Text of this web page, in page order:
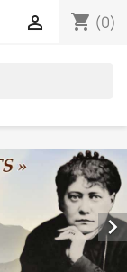
shopping_cart (0)

